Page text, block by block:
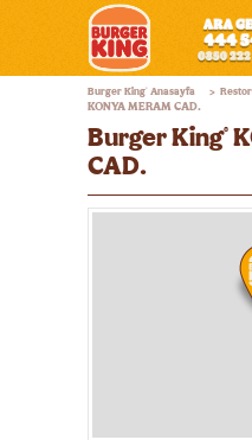
Burger
King®
Türkiye
Burger King® Anasayfa >
KONYA MERAM CAD.
Burger King®
CAD.